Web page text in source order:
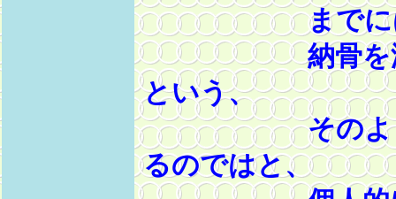
までには
納骨を済ま
という、
そのような
るのではと、